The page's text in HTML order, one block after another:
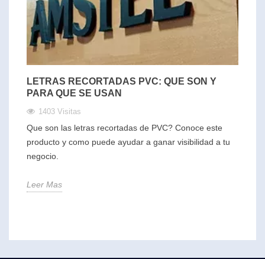
LETRAS RECORTADAS PVC: QUE SON Y
PARA QUE SE USAN
1403 Visitas
Que son las letras recortadas de PVC? Conoce este
producto y como puede ayudar a ganar visibilidad a tu
negocio.
Leer Mas